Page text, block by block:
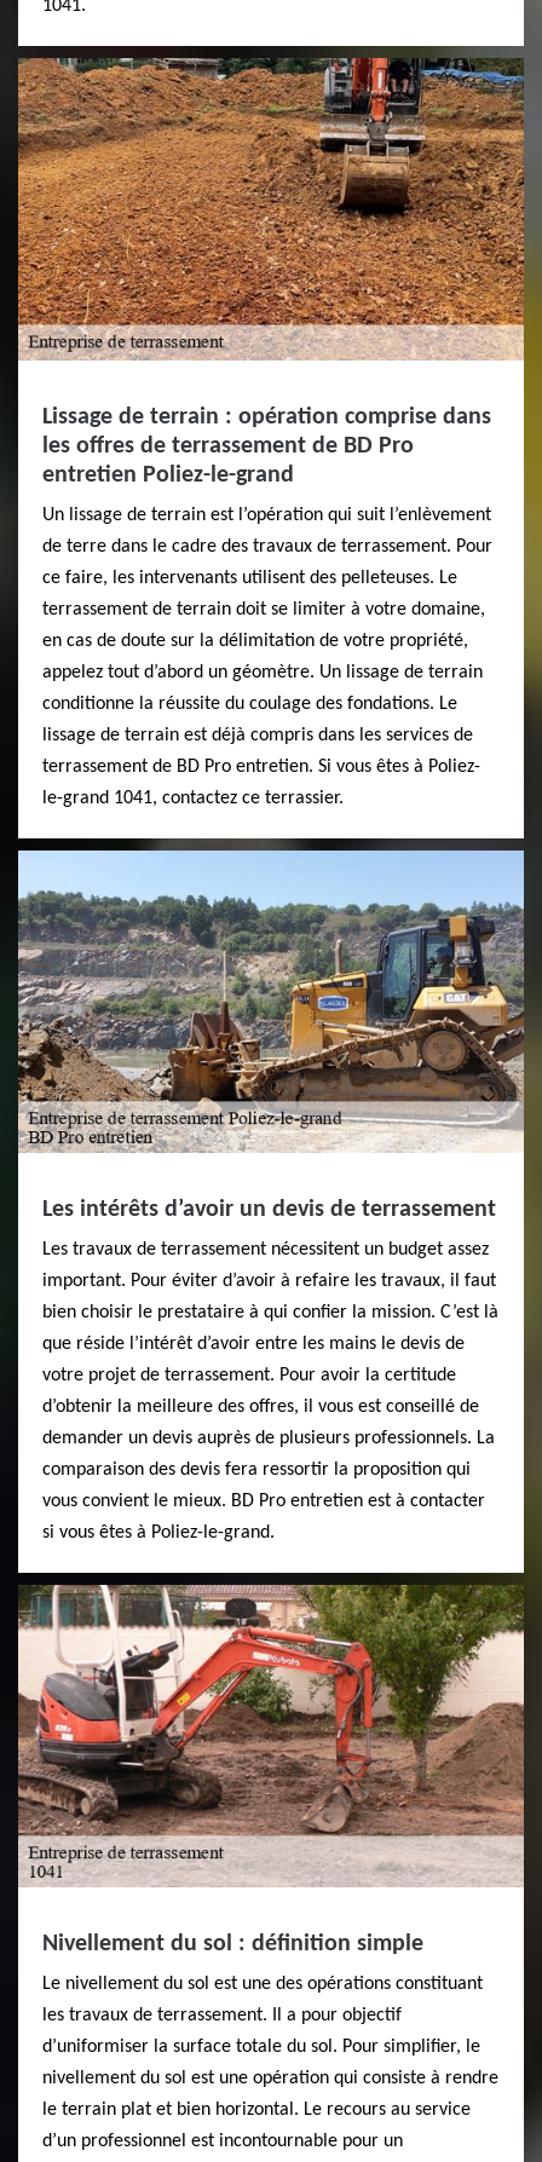
1041.
Lissage de terrain : opération comprise dans
les offres de terrassement de BD Pro
entretien Poliez-le-grand
Un lissage de terrain est l’opération qui suit l’enlèvement
de terre dans le cadre des travaux de terrassement. Pour
ce faire, les intervenants utilisent des pelleteuses. Le
terrassement de terrain doit se limiter à votre domaine,
en cas de doute sur la délimitation de votre propriété,
appelez tout d’abord un géomètre. Un lissage de terrain
conditionne la réussite du coulage des fondations. Le
lissage de terrain est déjà compris dans les services de
terrassement de BD Pro entretien. Si vous êtes à Poliez-
le-grand 1041, contactez ce terrassier.
Les intérêts d’avoir un devis de terrassement
Les travaux de terrassement nécessitent un budget assez
important. Pour éviter d’avoir à refaire les travaux, il faut
bien choisir le prestataire à qui confier la mission. C’est là
que réside l’intérêt d’avoir entre les mains le devis de
votre projet de terrassement. Pour avoir la certitude
d’obtenir la meilleure des offres, il vous est conseillé de
demander un devis auprès de plusieurs professionnels. La
comparaison des devis fera ressortir la proposition qui
vous convient le mieux. BD Pro entretien est à contacter
si vous êtes à Poliez-le-grand.
Nivellement du sol : définition simple
Le nivellement du sol est une des opérations constituant
les travaux de terrassement. Il a pour objectif
d’uniformiser la surface totale du sol. Pour simplifier, le
nivellement du sol est une opération qui consiste à rendre
le terrain plat et bien horizontal. Le recours au service
d’un professionnel est incontournable pour un